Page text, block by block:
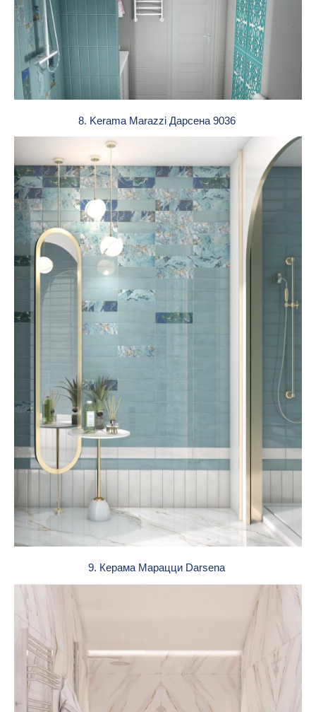
8. Kerama Marazzi Дарсена 9036
9. Керама Марацци Darsena